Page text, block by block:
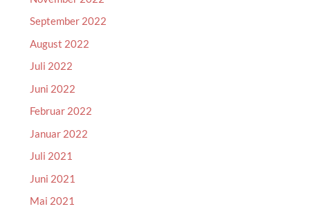
September 2022
August 2022
Juli 2022
Juni 2022
Februar 2022
Januar 2022
Juli 2021
Juni 2021
Mai 2021